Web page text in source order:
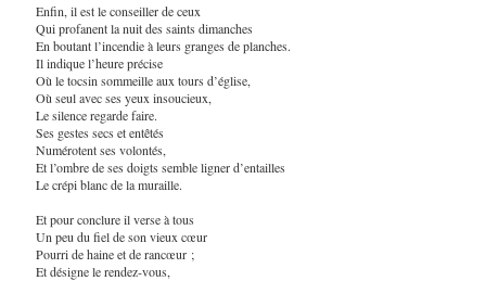
Enfin, il est le conseiller de ceux
Qui profanent la nuit des saints dimanches
En boutant l’incendie à leurs granges de planches.
Il indique l’heure précise
Où le tocsin sommeille aux tours d’église,
Où seul avec ses yeux insoucieux,
Le silence regarde faire.
Ses gestes secs et entêtés
Numérotent ses volontés,
Et l’ombre de ses doigts semble ligner d’entailles
Le crépi blanc de la muraille.
Et pour conclure il verse à tous
Un peu du fiel de son vieux cœur
Pourri de haine et de rancœur ;
Et désigne le rendez-vous,